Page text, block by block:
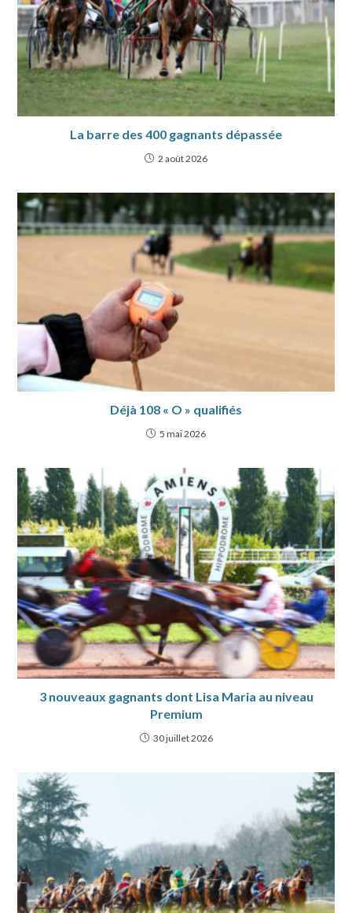
La barre des 400 gagnants dépassée
2 août 2026
Déjà 108 « O » qualifiés
5 mai 2026
3 nouveaux gagnants dont Lisa Maria au niveau
Premium
30 juillet 2026